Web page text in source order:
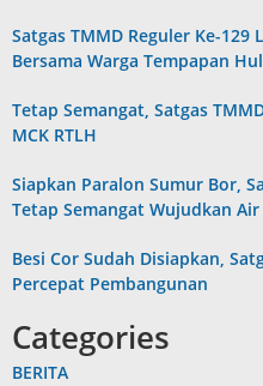
Satgas TMMD Reguler Ke-129
Bersama Warga Tempapan
Tetap Semangat, Satgas
MCK RTLH
Siapkan Paralon Sumur Bor,
Tetap Semangat Wujudkan
Besi Cor Sudah Disiapkan,
Percepat Pembangunan
Categories
BERITA